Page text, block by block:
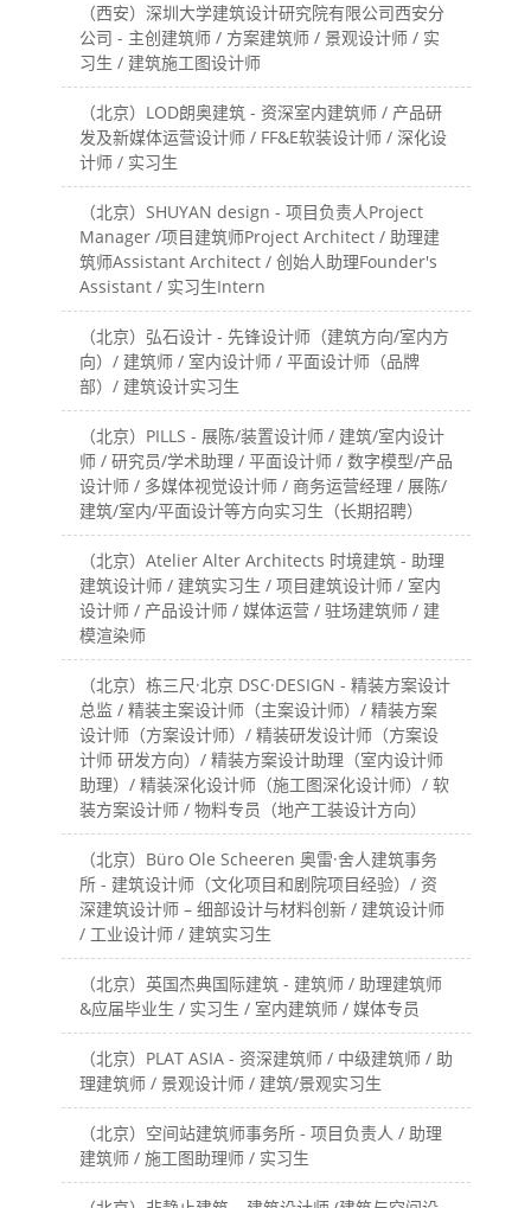
（西安）深圳大学建筑设计研究院有限公司西安分
公司 - 主创建筑师 / 方案建筑师 / 景观设计师 / 实
习生 / 建筑施工图设计师
（北京）LOD朗奥建筑 - 资深室内建筑师 / 产品研
发及新媒体运营设计师 / FF&E软装设计师 / 深化设
计师 / 实习生
（北京）SHUYAN design - 项目负责人Project
Manager /项目建筑师Project Architect / 助理建
筑师Assistant Architect / 创始人助理Founder's
Assistant / 实习生Intern
（北京）弘石设计 - 先锋设计师（建筑方向/室内方
向）/ 建筑师 / 室内设计师 / 平面设计师（品牌
部）/ 建筑设计实习生
（北京）PILLS - 展陈/装置设计师 / 建筑/室内设计
师 / 研究员/学术助理 / 平面设计师 / 数字模型/产品
设计师 / 多媒体视觉设计师 / 商务运营经理 / 展陈/
建筑/室内/平面设计等方向实习生（长期招聘）
（北京）Atelier Alter Architects 时境建筑 - 助理
建筑设计师 / 建筑实习生 / 项目建筑设计师 / 室内
设计师 / 产品设计师 / 媒体运营 / 驻场建筑师 / 建
模渲染师
（北京）栋三尺·北京 DSC·DESIGN - 精装方案设计
总监 / 精装主案设计师（主案设计师）/ 精装方案
设计师（方案设计师）/ 精装研发设计师（方案设
计师 研发方向）/ 精装方案设计助理（室内设计师
助理）/ 精装深化设计师（施工图深化设计师）/ 软
装方案设计师 / 物料专员（地产工装设计方向）
（北京）Büro Ole Scheeren 奥雷·舍人建筑事务
所 - 建筑设计师（文化项目和剧院项目经验）/ 资
深建筑设计师 – 细部设计与材料创新 / 建筑设计师
/ 工业设计师 / 建筑实习生
（北京）英国杰典国际建筑 - 建筑师 / 助理建筑师
&应届毕业生 / 实习生 / 室内建筑师 / 媒体专员
（北京）PLAT ASIA - 资深建筑师 / 中级建筑师 / 助
理建筑师 / 景观设计师 / 建筑/景观实习生
（北京）空间站建筑师事务所 - 项目负责人 / 助理
建筑师 / 施工图助理师 / 实习生